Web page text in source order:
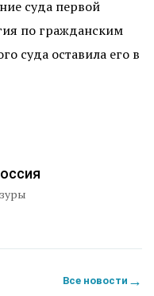
суда первой
по гражданским
суда оставила его в
Все новости →